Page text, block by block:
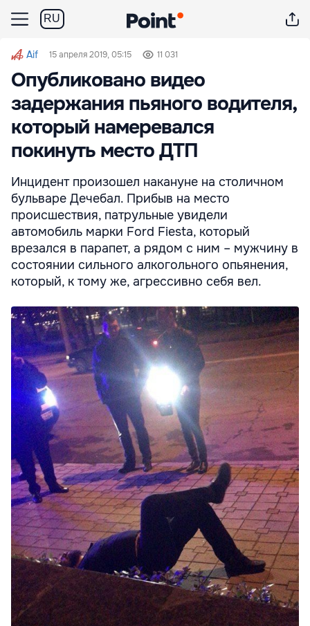
RU
Aif 15 апреля 2019, 05:15 11 031
Опубликовано видео
задержания пьяного водителя,
который намеревался
покинуть место ДТП
Инцидент произошел накануне на столичном
бульваре Дечебал. Прибыв на место
происшествия, патрульные увидели
автомобиль марки Ford Fiesta, который
врезался в парапет, а рядом с ним – мужчину в
состоянии сильного алкогольного опьянения,
который, к тому же, агрессивно себя вел.